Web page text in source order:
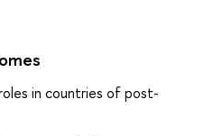
in countries of post-